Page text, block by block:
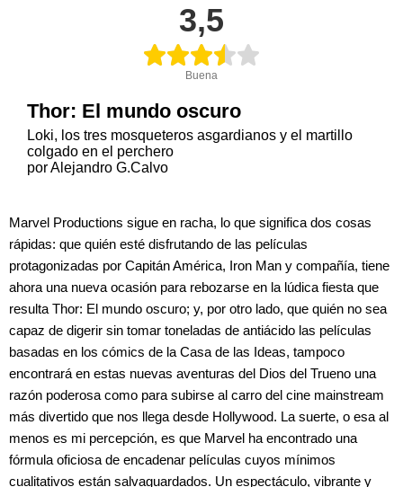
3,5
Buena
Thor: El mundo oscuro
Loki, los tres mosqueteros asgardianos y el martillo
colgado en el perchero
por Alejandro G.Calvo
Marvel Productions sigue en racha, lo que significa dos cosas
rápidas: que quién esté disfrutando de las películas
protagonizadas por Capitán América, Iron Man y compañía, tiene
ahora una nueva ocasión para rebozarse en la lúdica fiesta que
resulta Thor: El mundo oscuro; y, por otro lado, que quién no sea
capaz de digerir sin tomar toneladas de antiácido las películas
basadas en los cómics de la Casa de las Ideas, tampoco
encontrará en estas nuevas aventuras del Dios del Trueno una
razón poderosa como para subirse al carro del cine mainstream
más divertido que nos llega desde Hollywood. La suerte, o esa al
menos es mi percepción, es que Marvel ha encontrado una
fórmula oficiosa de encadenar películas cuyos mínimos
cualitativos están salvaguardados. Un espectáculo, vibrante y